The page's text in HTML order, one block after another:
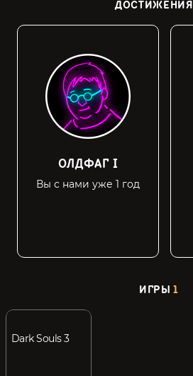
ДОСТИЖЕНИЯ
ОЛДФАГ I
Вы с нами уже 1 год
ИГРЫ1
Dark Souls 3